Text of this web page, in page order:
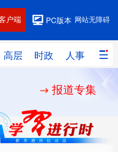
网站无障碍
PC版本
户端
高层 时政 人事 国际
地图
人事
网评
全球连线 教育
报道专集